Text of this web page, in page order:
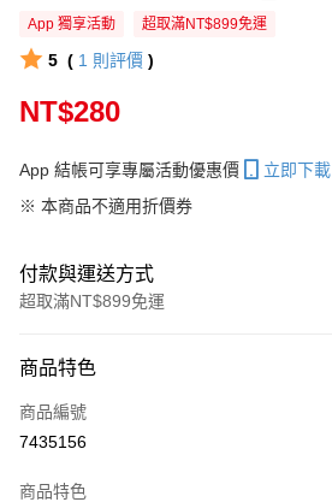
App 獨享活動 超取滿NT$899免運
5 ( 1 則評價 )
NT$280
App 結帳可享專屬活動優惠價
立即下載
※ 本商品不適用折價券
付款與運送方式
超取滿NT$899免運
信用卡一次付款
超商取貨付款
商品特色
商品編號
7435156
商品特色